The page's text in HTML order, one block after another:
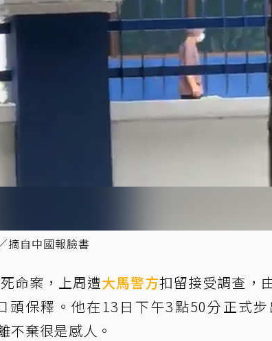
摘自中國報臉書
命案，上周遭大馬警方扣留接受調查，
頭保釋。他在13日下午3點50分正式
不棄很是感人。